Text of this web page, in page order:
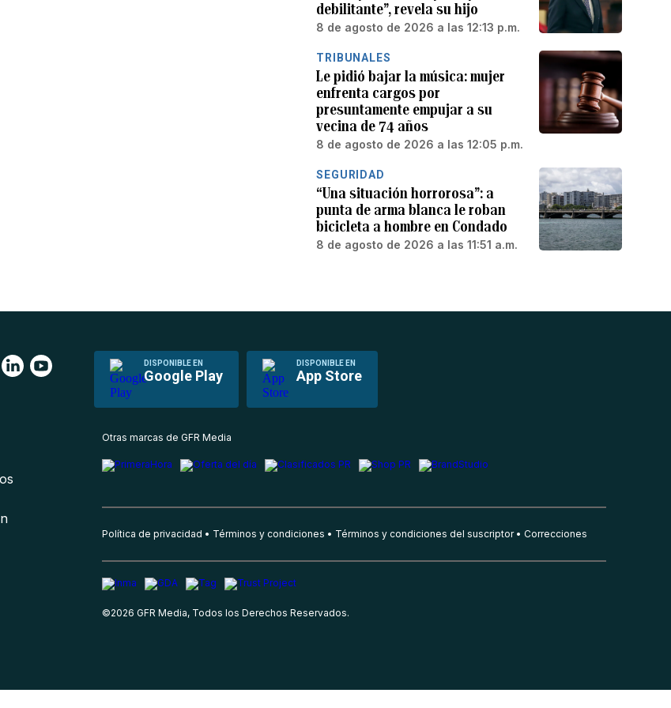
debilitante”, revela su hijo
8 de agosto de 2026 a las 12:13 p.m.
TRIBUNALES
Le pidió bajar la música: mujer
enfrenta cargos por
presuntamente empujar a su
vecina de 74 años
8 de agosto de 2026 a las 12:05 p.m.
SEGURIDAD
“Una situación horrorosa”: a
punta de arma blanca le roban
bicicleta a hombre en Condado
8 de agosto de 2026 a las 11:51 a.m.
DISPONIBLE EN
Google Play
DISPONIBLE EN
App Store
Otras marcas de GFR Media
Política de privacidad Términos y condiciones Términos y condiciones del suscriptor Correcciones
©2026 GFR Media, Todos los Derechos Reservados.